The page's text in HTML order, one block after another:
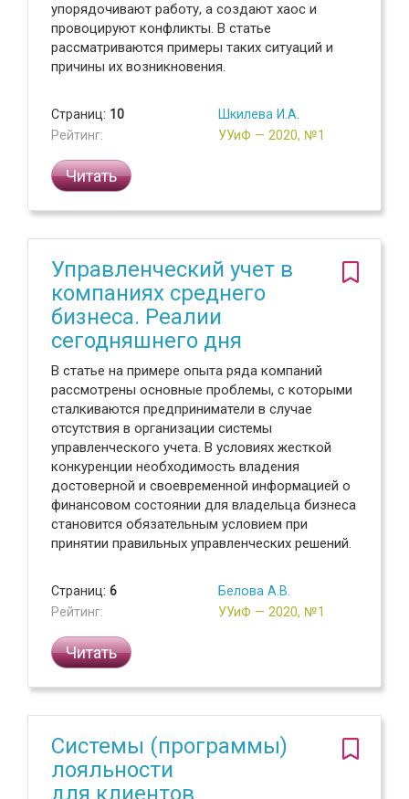
упорядочивают работу, а создают хаос и
провоцируют конфликты. В статье
рассматриваются примеры таких ситуаций и
причины их возникновения.
Страниц: 10
Рейтинг:
Шкилева И.А.
УУиФ — 2020, №1
Читать
Управленческий учет в
компаниях среднего
бизнеса. Реалии
сегодняшнего дня
В статье на примере опыта ряда компаний
рассмотрены основные проблемы, с которыми
сталкиваются предприниматели в случае
отсутствия в организации системы
управленческого учета. В условиях жесткой
конкуренции необходимость владения
достоверной и своевременной информацией о
финансовом состоянии для владельца бизнеса
становится обязательным условием при
принятии правильных управленческих решений.
Страниц: 6
Рейтинг:
Белова А.В.
УУиФ — 2020, №1
Читать
Системы (программы)
лояльности
для клиентов